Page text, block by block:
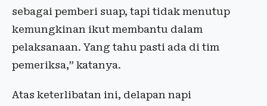
sebagai pemberi suap, tapi tidak menutup
kemungkinan ikut membantu dalam
pelaksanaan. Yang tahu pasti ada di tim
pemeriksa,” katanya.
Atas keterlibatan ini, delapan napi